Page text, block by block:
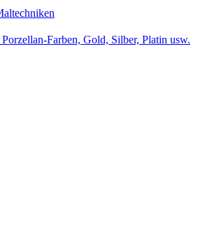
Farben, Gold, Silber, Platin usw.